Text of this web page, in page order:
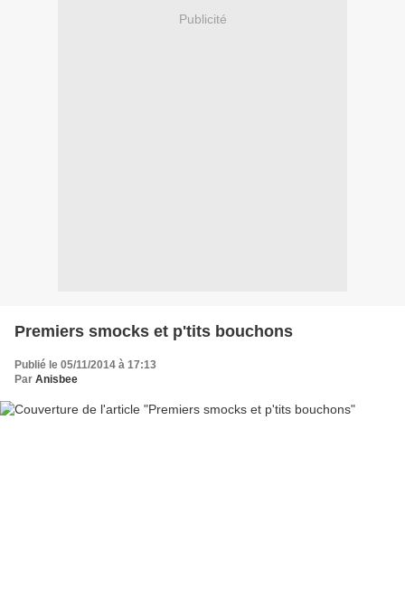
Publicité
Premiers smocks et p'tits bouchons
Publié le 05/11/2014 à 17:13
Par Anisbee